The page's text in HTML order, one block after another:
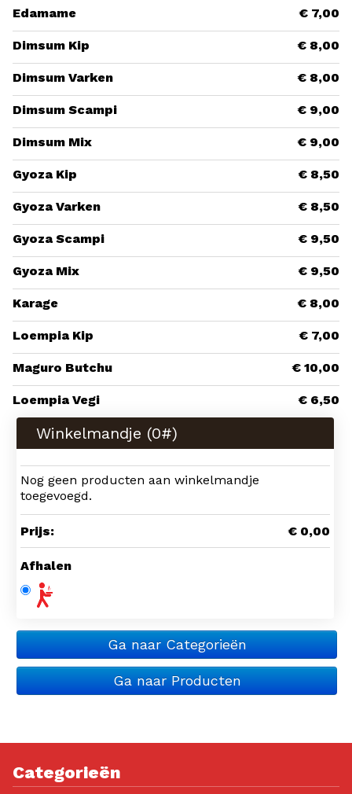
Edamame € 7,00
Dimsum Kip € 8,00
Dimsum Varken € 8,00
Dimsum Scampi € 9,00
Dimsum Mix € 9,00
Gyoza Kip € 8,50
Gyoza Varken € 8,50
Gyoza Scampi € 9,50
Gyoza Mix € 9,50
Karage € 8,00
Loempia Kip € 7,00
Maguro Butchu € 10,00
Loempia Vegi € 6,50
Winkelmandje (0#)
Nog geen producten aan winkelmandje
toegevoegd.
Prijs: € 0,00
Afhalen
Ga naar Categorieën
Ga naar Producten
Categorieën